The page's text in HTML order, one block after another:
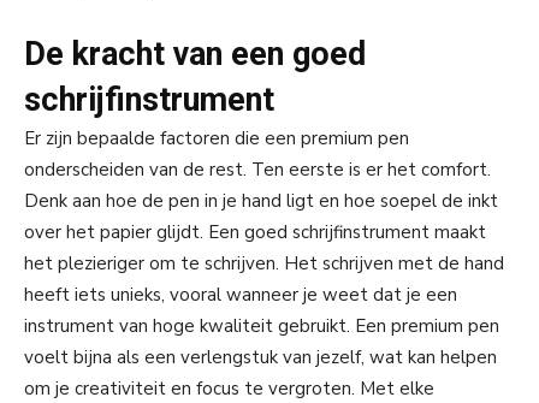
De kracht van een goed
schrijfinstrument
Er zijn bepaalde factoren die een premium pen
onderscheiden van de rest. Ten eerste is er het comfort.
Denk aan hoe de pen in je hand ligt en hoe soepel de inkt
over het papier glijdt. Een goed schrijfinstrument maakt
het plezieriger om te schrijven. Het schrijven met de hand
heeft iets unieks, vooral wanneer je weet dat je een
instrument van hoge kwaliteit gebruikt. Een premium pen
voelt bijna als een verlengstuk van jezelf, wat kan helpen
om je creativiteit en focus te vergroten. Met elke